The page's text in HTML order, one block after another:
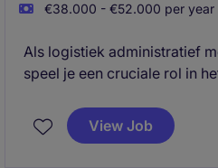
€38.000 - €52.000 per year
Als logistiek administratief
speel je een cruciale rol in
uitstekende service aan onze
View Job